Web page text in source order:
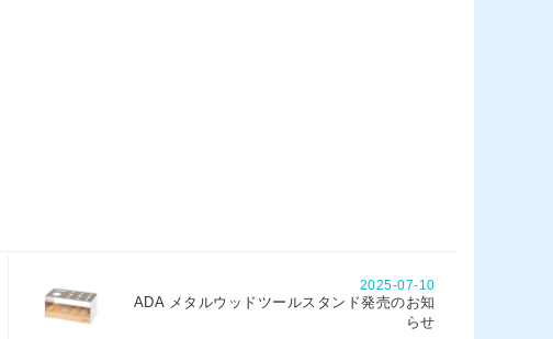
2025-07-10
ADA メタルウッドツールスタンド発売のお知
らせ